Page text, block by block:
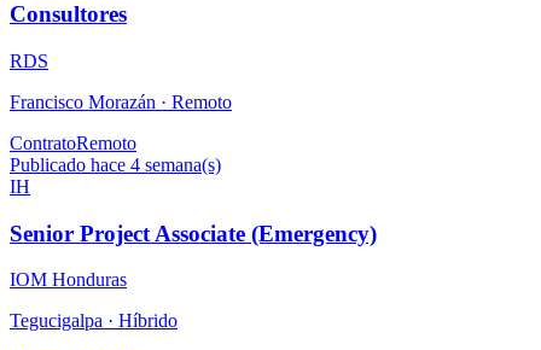
Consultores
RDS
Francisco Morazán · Remoto
ContratoRemoto
Publicado hace 4 semana(s)
IH
Senior Project Associate (Emergency)
IOM Honduras
Tegucigalpa · Híbrido